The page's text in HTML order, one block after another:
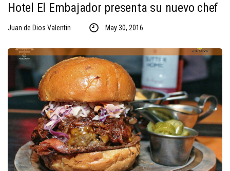
Hotel El Embajador presenta su nuevo chef
Juan de Dios Valentin May 30, 2016